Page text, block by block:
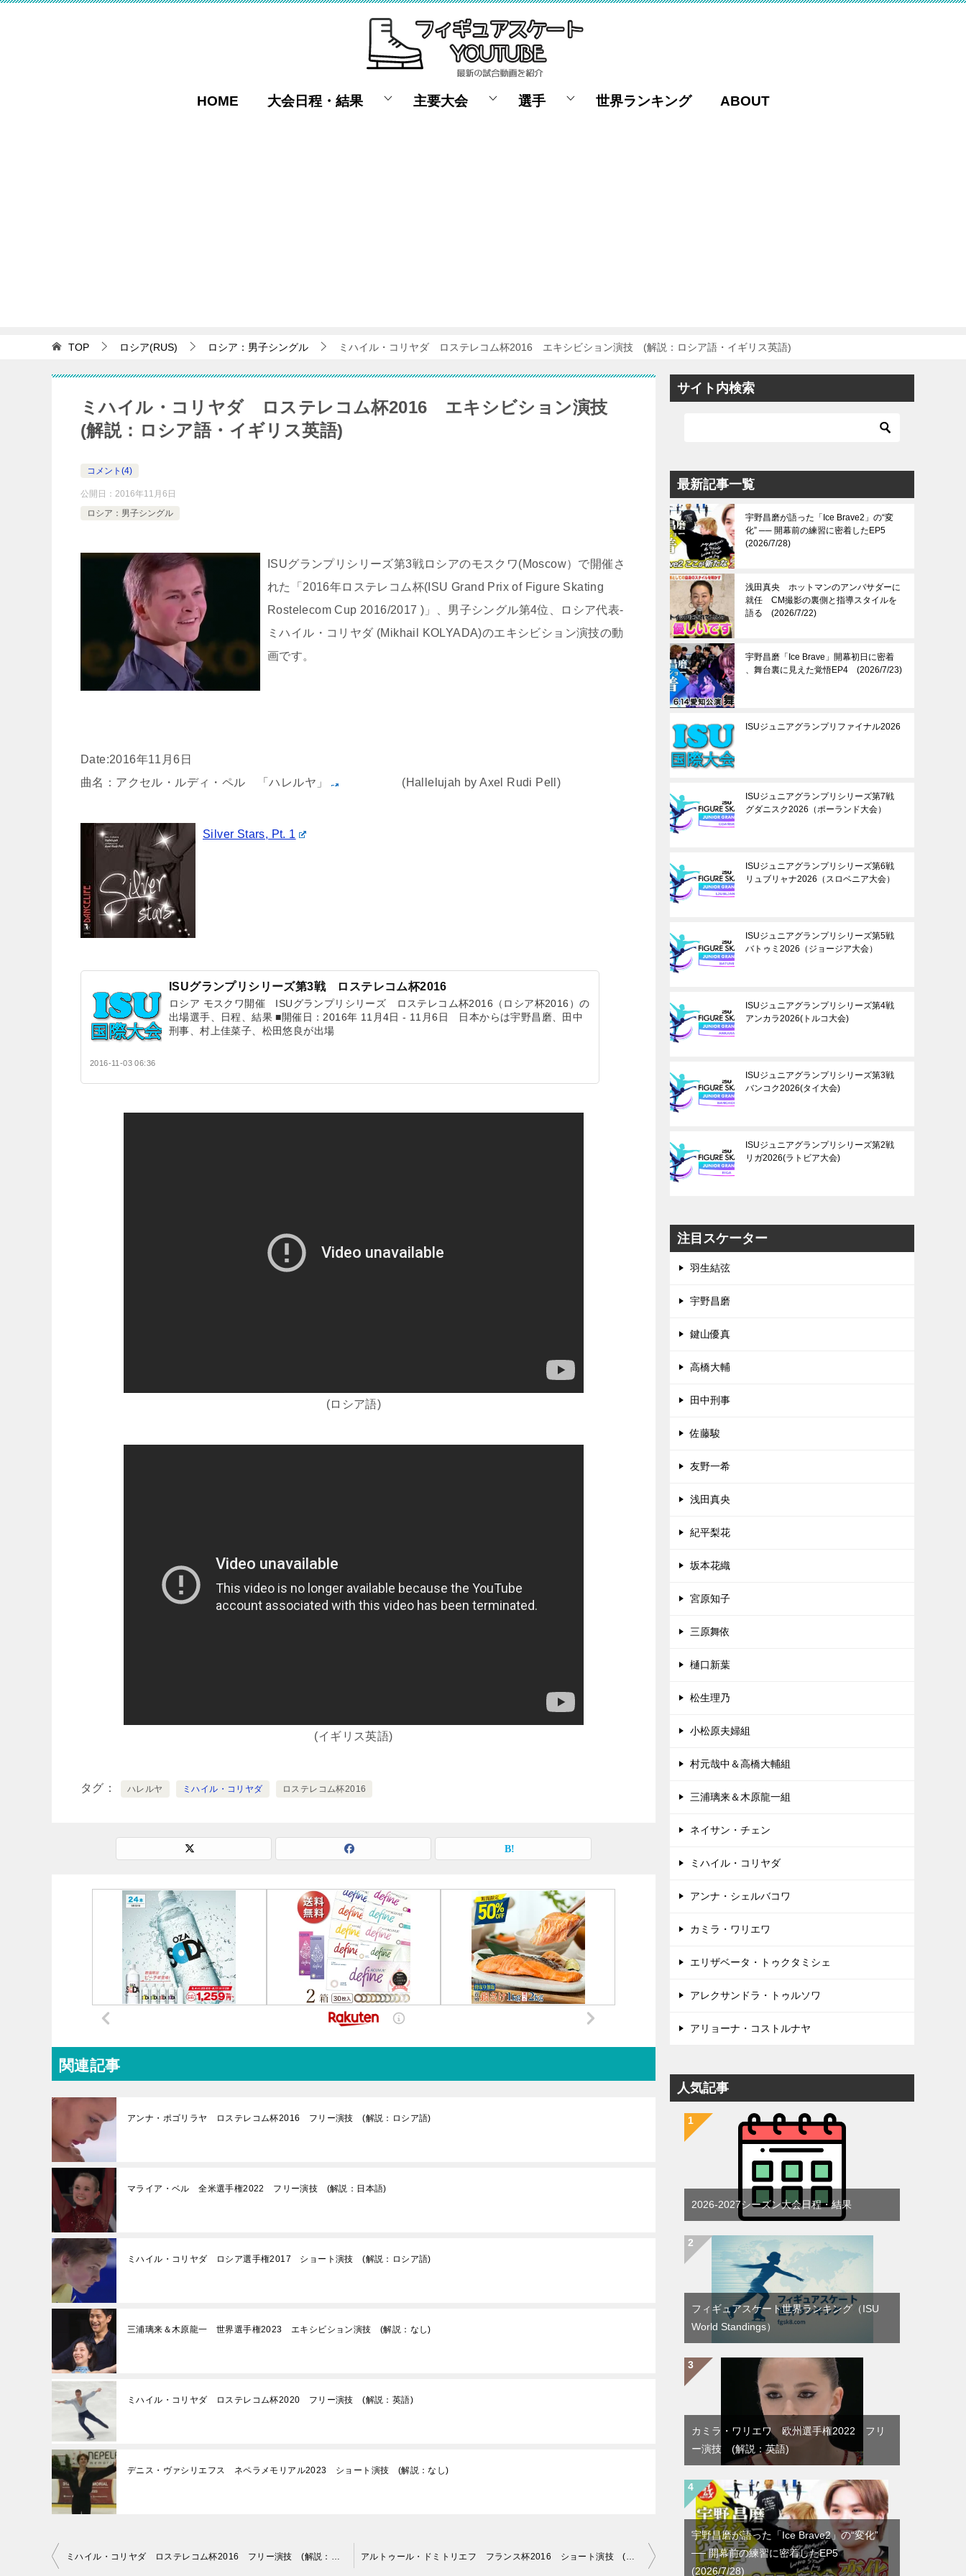
HOME 大会日程・結果 主要大会 選手 世界ランキング ABOUT
TOP ロシア(RUS) ロシア：男子シングル ミハイル・コリヤダ ロステレコム杯2016 エキシビション演技 (解説：ロシア語・イギリス英語)
ミハイル・コリヤダ ロステレコム杯2016 エキシビション演技
(解説：ロシア語・イギリス英語)
コメント(4)
公開日： 2016年11月6日
ロシア：男子シングル
ISUグランプリシリーズ第3戦ロシアのモスクワ(Moscow）で開催さ
れた「2016年ロステレコム杯(ISU Grand Prix of Figure Skating
Rostelecom Cup 2016/2017 )」、男子シングル第4位、ロシア代表-
ミハイル・コリヤダ (Mikhail KOLYADA)のエキシビション演技の動
画です。
Date:2016年11月6日
曲名：アクセル・ルディ・ペル 「ハレルヤ」
(Hallelujah by Axel Rudi Pell)
Silver Stars, Pt. 1
ISUグランプリシリーズ第3戦 ロステレコム杯2016
ロシア モスクワ開催 ISUグランプリシリーズ ロステレコム杯2016（ロシア杯2016）の
出場選手、日程、結果 ■開催日：2016年 11月4日 - 11月6日 日本からは宇野昌磨、田中
刑事、村上佳菜子、松田悠良が出場
2016-11-03 06:36
(ロシア語)
(イギリス英語)
タグ ハレルヤ ミハイル・コリヤダ ロステレコム杯2016
関連記事
アンナ・ポゴリラヤ ロステレコム杯2016 フリー演技 (解説：ロシア語)
マライア・ベル 全米選手権2022 フリー演技 (解説：日本語)
ミハイル・コリヤダ ロシア選手権2017 ショート演技 (解説：ロシア語)
三浦璃来＆木原龍一 世界選手権2023 エキシビション演技 (解説：なし)
ミハイル・コリヤダ ロステレコム杯2020 フリー演技 (解説：英語)
デニス・ヴァシリエフス ネペラメモリアル2023 ショート演技 (解説：なし)
投
ミハイル・コリヤダ ロステレコム杯2016 フリー演技 (解説：ロシア語・イギリス英語・スペイン語) アルトゥール・ドミトリエフ フランス杯2016 ショート演技 (解説：ロシア語)
サイト内検索
最新記事一覧
宇野昌磨が語った「Ice Brave2」の“変
化” ── 開幕前の練習に密着したEP5
(2026/7/28)
浅田真央 ホットマンのアンバサダーに
就任 CM撮影の裏側と指導スタイルを
語る (2026/7/22)
宇野昌磨「Ice Brave」開幕初日に密着
、舞台裏に見えた覚悟EP4 (2026/7/23)
ISUジュニアグランプリファイナル2026
ISUジュニアグランプリシリーズ第7戦
グダニスク2026（ポーランド大会）
ISUジュニアグランプリシリーズ第6戦
リュブリャナ2026（スロベニア大会）
ISUジュニアグランプリシリーズ第5戦
バトゥミ2026（ジョージア大会）
ISUジュニアグランプリシリーズ第4戦
アンカラ2026(トルコ大会)
ISUジュニアグランプリシリーズ第3戦
バンコク2026(タイ大会)
ISUジュニアグランプリシリーズ第2戦
リガ2026(ラトビア大会)
注目スケーター
羽生結弦
宇野昌磨
鍵山優真
高橋大輔
田中刑事
佐藤駿
友野一希
浅田真央
紀平梨花
坂本花織
宮原知子
三原舞依
樋口新葉
松生理乃
小松原夫婦組
村元哉中＆高橋大輔組
三浦璃来＆木原龍一組
ネイサン・チェン
ミハイル・コリヤダ
アンナ・シェルバコワ
カミラ・ワリエワ
エリザベータ・トゥクタミシェ
アレクサンドラ・トゥルソワ
アリョーナ・コストルナヤ
人気記事
2026-2027シーズン大会日程・結果
フィギュアスケート世界ランキング（ISU
World Standings）
カミラ・ワリエワ 欧州選手権2022 フリ
ー演技 (解説：英語)
宇野昌磨が語った「Ice Brave2」の“変化”
── 開幕前の練習に密着したEP5
(2026/7/28)